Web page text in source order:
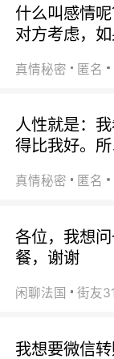
什么叫感情
对方考虑，
真情秘密 匿名
人性就是：
得比我好。
真情秘密 匿名
各位，我想
餐，谢谢
闲聊法国
我想要微信